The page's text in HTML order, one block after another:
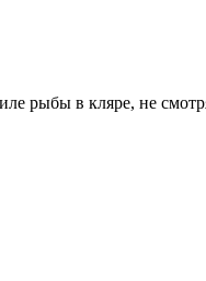
рыбы в кляре, не